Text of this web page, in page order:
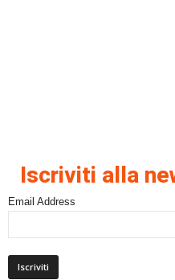
Iscriviti alla
Email Address